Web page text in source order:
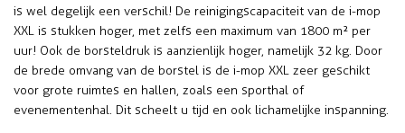
is wel degelijk een verschil! De reinigingscapaciteit van de i-mop
XXL is stukken hoger, met zelfs een maximum van 1800 m² per
uur! Ook de borsteldruk is aanzienlijk hoger, namelijk 32 kg. Door
de brede omvang van de borstel is de i-mop XXL zeer geschikt
voor grote ruimtes en hallen, zoals een sporthal of
evenementenhal. Dit scheelt u tijd en ook lichamelijke inspanning.